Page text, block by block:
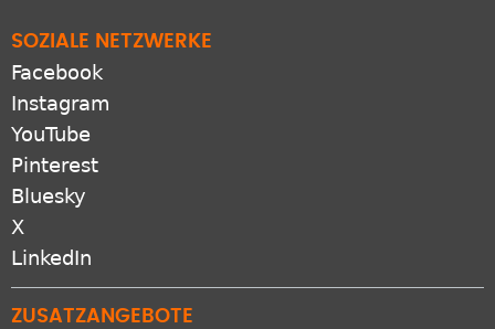
SOZIALE NETZWERKE
Facebook
Instagram
YouTube
Pinterest
Bluesky
X
LinkedIn
ZUSATZANGEBOTE